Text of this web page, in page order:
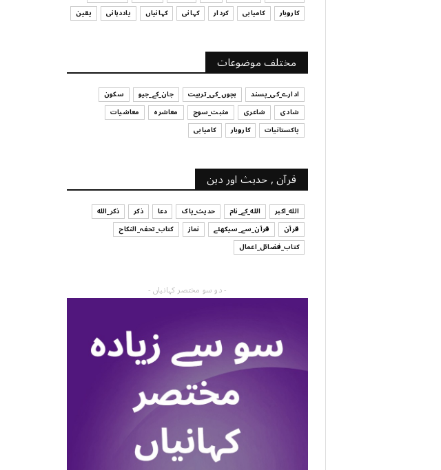
July 29, 2026
آپ کا فیصلہ کرنے کا انداز
July 29, 2026
کاروبار
کامیابی کردار کہانی کہانیاں یاددہانی یقین
مختلف موضوعات
ادارے_کی_پسند بچوں_کی_تربیت جان_کے_جیو
سکون
شادی
شاعری مثبت_سوچ معاشرہ
معاشیات
پاکستانیات
کاروبار کامیابی
قرآن , حدیث اور دین
الله_اکبر الله_کے_نام حدیث_پاک دعا ذکر
ذکر_الله
قرآن
قرآن_سے_سیکھئے نماز
کتاب_تحفہ_النکاح
کتاب_فضائل_اعمال
- دو سو مختصر کہانیاں -